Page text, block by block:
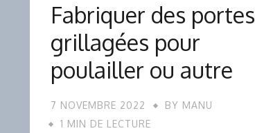
Fabriquer des portes
grillagées pour
poulailler ou autre
7 NOVEMBRE 2022 BY MANU
1 MIN DE LECTURE